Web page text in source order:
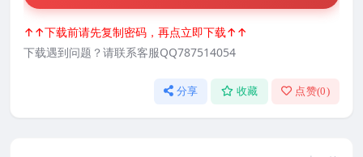
↑↑下载前请先复制密码，再点立即下载↑↑
下载遇到问题？请联系客服QQ787514054
分享 收藏 点赞(0)